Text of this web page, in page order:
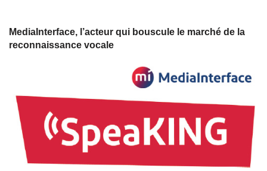
MediaInterface, l’acteur qui bouscule le marché de la
reconnaissance vocale